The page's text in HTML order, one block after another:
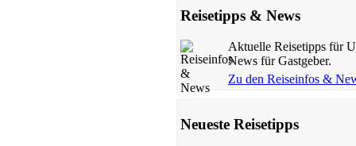
Reisetipps & News
Aktuelle Reisetipps für
News für Gastgeber.
Zu den Reiseinfos &
Neueste Reisetipps